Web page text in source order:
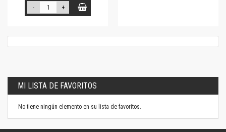
- +
MI LISTA DE FAVORITOS
No tiene ningún elemento en su lista de favoritos.